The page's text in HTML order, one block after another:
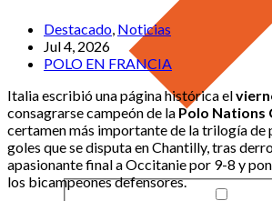
Destacado Noticias
Jul 4, 2026
POLO EN FRANCIA
Italia escribió una página histórica el
consagrarse campeón de la Polo Nations
certamen más importante de la trilogía de
goles que se disputa en Chantilly, tras
apasionante final a Occitanie por 9-8 y
los bicampeones defensores.